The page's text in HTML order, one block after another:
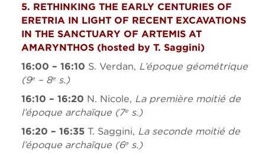
5. RETHINKING THE EARLY CENTURIES OF
ERETRIA IN LIGHT OF RECENT EXCAVATIONS
IN THE SANCTUARY OF ARTEMIS AT
AMARYNTHOS (hosted by T. Saggini)
16:00 – 16:10 S. Verdan, L’époque géométrique
(9e – 8e s.)
16:10 – 16:20 N. Nicole, La première moitié de
l’époque archaïque (7e s.)
16:20 – 16:35 T. Saggini, La seconde moitié de
l’époque archaïque (6e s.)